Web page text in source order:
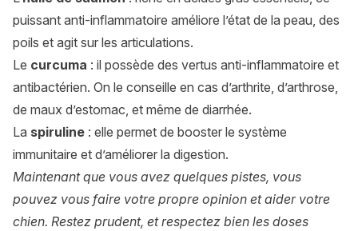
puissant anti-inflammatoire améliore l’état de la peau, des
poils et agit sur les articulations.
Le curcuma : il possède des vertus anti-inflammatoire et
antibactérien. On le conseille en cas d’arthrite, d’arthrose,
de maux d’estomac, et même de diarrhée.
La spiruline : elle permet de booster le système
immunitaire et d’améliorer la digestion.
Maintenant que vous avez quelques pistes, vous
pouvez vous faire votre propre opinion et aider votre
chien. Restez prudent, et respectez bien les doses